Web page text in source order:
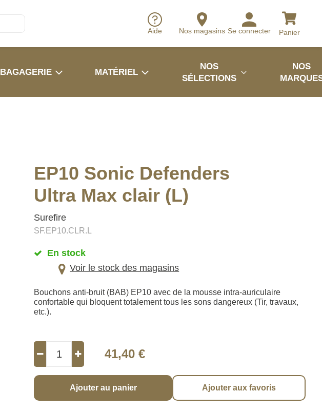
Aide Nos magasins Se connecter Panier
BAGAGERIE MATÉRIEL
NOS
SÉLECTIONS
NOS
EP10 Sonic Defenders
Ultra Max clair (L)
Surefire
SF.EP10.CLR.L
En stock
Voir le stock des magasins
Bouchons anti-bruit (BAB) EP10 avec de la mousse intra-auriculaire
confortable qui bloquent totalement tous les sons dangereux (Tir, travaux,
etc.).
41,40 €
Ajouter au panier Ajouter aux favoris